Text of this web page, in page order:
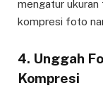
mengatur ukuran
kompresi foto
4. Unggah
Kompresi